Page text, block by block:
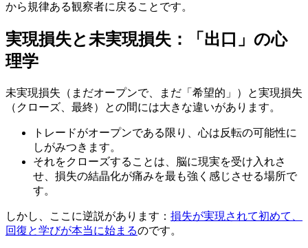
から規律ある観察者に戻ることです。
実現損失と未実現損失：「出口」の心
理学
未実現損失（まだオープンで、まだ「希望的」）と実現損失
（クローズ、最終）との間には大きな違いがあります。
トレードがオープンである限り、心は反転の可能性に
しがみつきます。
それをクローズすることは、脳に現実を受け入れさ
せ、損失の結晶化が痛みを最も強く感じさせる場所で
す。
しかし、ここに逆説があります： 損失が実現されて初めて、
回復と学びが本当に始まるのです。